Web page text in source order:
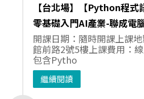
【台北場】【Python程式
零基礎入門AI產業-聯成電
開課日期：隨時開課上課
館前路2號5樓上課費用：
包含Pytho
繼續閱讀